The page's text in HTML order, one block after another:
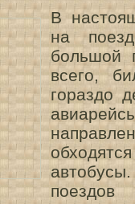
В
на
большой
всего,
гораздо
поездов